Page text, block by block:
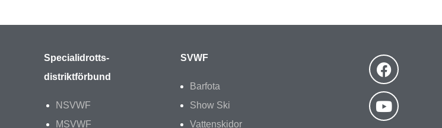
Specialidrotts-
distriktförbund
NSVWF
MSVWF
SVWF
Barfota
Show Ski
Vattenskidor